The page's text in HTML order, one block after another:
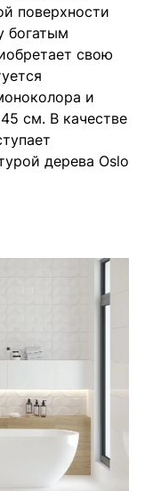
поверхности
богатым
свою
и
см. В качестве
дерева Oslo